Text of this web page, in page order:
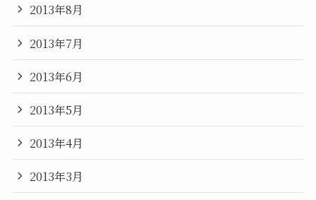
2013年8月
2013年7月
2013年6月
2013年5月
2013年4月
2013年3月